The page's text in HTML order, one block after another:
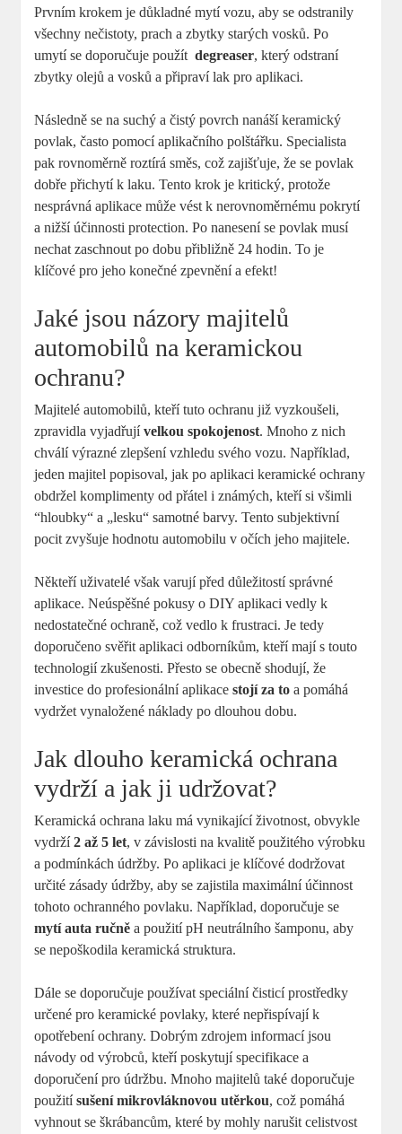
Prvním krokem je důkladné mytí vozu, aby se odstranily
‍všechny nečistoty, prach ⁢a zbytky starých vosků. ⁢Po
umytí ⁤se doporučuje použít ‍degreaser, který odstraní
zbytky olejů a vosků a⁢ připraví lak pro aplikaci.
Následně se na ‌suchý a čistý⁤ povrch nanáší‌ keramický
povlak, často pomocí aplikačního polštářku. Specialista
pak rovnoměrně⁤ roztírá směs, což zajišťuje, že ‌se povlak
‍dobře přichytí k laku.‍ Tento krok ​je kritický, protože
nesprávná aplikace⁤ může ​vést k​ nerovnoměrnému ‌pokrytí
⁣a nižší účinnosti⁢ protection. Po nanesení se povlak musí
nechat zaschnout po dobu přibližně ‍24 hodin. To je
klíčové pro jeho ⁤konečné zpevnění⁢ a efekt!
Jaké jsou názory ⁤majitelů
automobilů na keramickou
ochranu?
Majitelé automobilů, kteří tuto ochranu již⁤ vyzkoušeli,
zpravidla vyjadřujívelkou spokojenost. Mnoho z‍ nich
chválí výrazné zlepšení‌ vzhledu ​svého vozu. Například,
jeden majitel popisoval, jak po⁣ aplikaci keramické ochrany
⁢obdržel‍ komplimenty od přátel i známých, kteří si ⁢všimli
‍“hloubky“ a „lesku“ samotné barvy. Tento subjektivní
pocit zvyšuje hodnotu ⁤automobilu‍ v‌ očích jeho majitele.
Někteří uživatelé však varují před důležitostí správné
aplikace. Neúspěšné pokusy o DIY aplikaci vedly​ k
nedostatečné ochraně, což vedlo ⁤k frustraci. Je⁤ tedy
doporučeno ‌svěřit aplikaci odborníkům, ​kteří mají s touto
technologií ⁢zkušenosti. ⁤Přesto se obecně ‍shodují, že‍
investice do profesionální‍ aplikacestojí za⁤ to a pomáhá
vydržet vynaložené náklady po⁢ dlouhou dobu.
Jak dlouho ⁣keramická ochrana
vydrží ⁢a ⁣jak ⁤ji udržovat?
Keramická ochrana laku⁤ má vynikající životnost, obvykle
vydrží​2 ‌až 5‌ let, v závislosti na​ kvalitě použitého výrobku
⁤a⁢ podmínkách údržby. Po aplikaci je klíčové dodržovat
určité zásady údržby, aby se zajistila maximální účinnost
tohoto ochranného povlaku. ⁢Například, ‌doporučuje‍ se
mytí auta‍ ručně ⁢a použití pH ‌neutrálního šamponu, aby
se​ nepoškodila keramická ⁣struktura.
Dále se⁤ doporučuje používat speciální čisticí prostředky
určené pro keramické povlaky, které​ nepřispívají k
opotřebení ochrany. Dobrým zdrojem informací jsou
návody od výrobců,​ kteří poskytují specifikace a
⁣doporučení⁤ pro ⁣údržbu. Mnoho majitelů také doporučuje
použitísušení mikrovláknovou utěrkou, což ⁣pomáhá
vyhnout se ⁤škrábancům, které by mohly⁢ narušit celistvost